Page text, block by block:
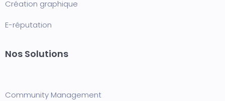
Création graphique
E-réputation
Nos Solutions
Community Management